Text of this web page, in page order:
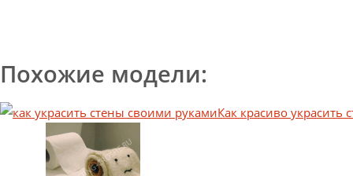
Похожие модели:
Как красиво украсить